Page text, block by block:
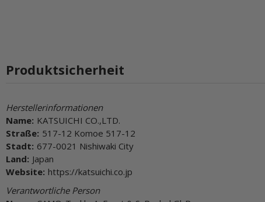
Produktsicherheit
Herstellerinformationen
Name: KATSUICHI CO.,LTD.
Straße: 517-12 Komoe 517-12
Stadt: 677-0021 Nishiwaki City
Land: Japan
Website: https://katsuichi.co.jp
Verantwortliche Person